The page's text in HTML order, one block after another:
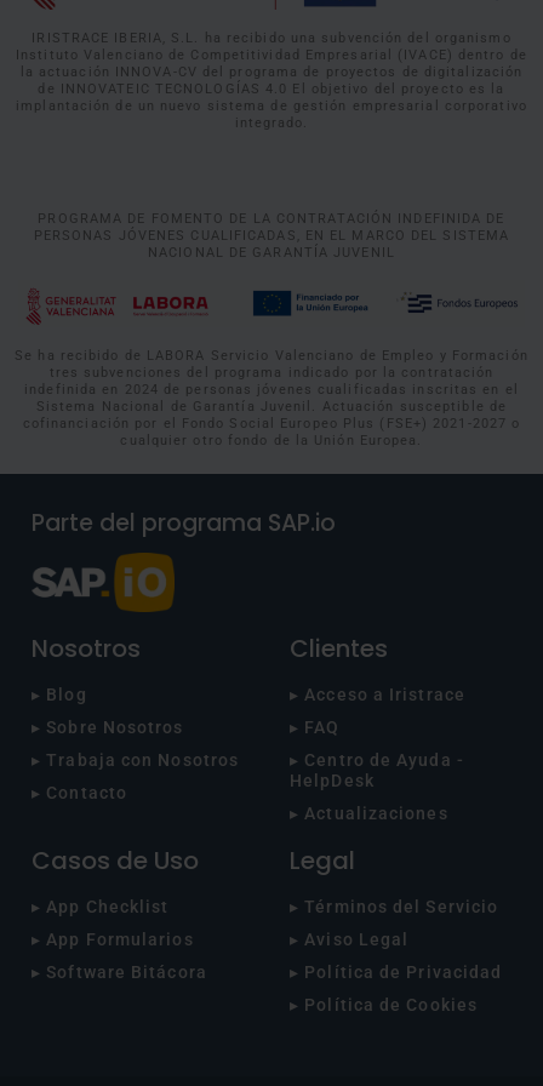
IRISTRACE IBERIA, S.L. ha recibido una subvención del organismo
Instituto Valenciano de Competitividad Empresarial (IVACE) dentro de
la actuación INNOVA-CV del programa de proyectos de digitalización
de INNOVATEIC TECNOLOGÍAS 4.0 El objetivo del proyecto es la
implantación de un nuevo sistema de gestión empresarial corporativo
integrado.
PROGRAMA DE FOMENTO DE LA CONTRATACIÓN INDEFINIDA DE
PERSONAS JÓVENES CUALIFICADAS, EN EL MARCO DEL SISTEMA
NACIONAL DE GARANTÍA JUVENIL
Se ha recibido de LABORA Servicio Valenciano de Empleo y Formación
tres subvenciones del programa indicado por la contratación
indefinida en 2024 de personas jóvenes cualificadas inscritas en el
Sistema Nacional de Garantía Juvenil. Actuación susceptible de
cofinanciación por el Fondo Social Europeo Plus (FSE+) 2021-2027 o
cualquier otro fondo de la Unión Europea.
Parte del programa SAP.io
Nosotros
▸ Blog
▸ Sobre Nosotros
▸ Trabaja con Nosotros
▸ Contacto
Clientes
▸ Acceso a Iristrace
▸ FAQ
▸ Centro de Ayuda -
HelpDesk
▸ Actualizaciones
Casos de Uso
▸ App Checklist
▸ App Formularios
▸ Software Bitácora
Legal
▸ Términos del Servicio
▸ Aviso Legal
▸ Política de Privacidad
▸ Política de Cookies